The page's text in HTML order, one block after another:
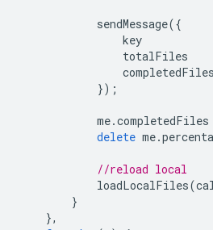
sendMessage({
key
totalFiles
completedFiles
});
me.completedFiles
delete me.
//reload local
loadLocalFiles(
}
},